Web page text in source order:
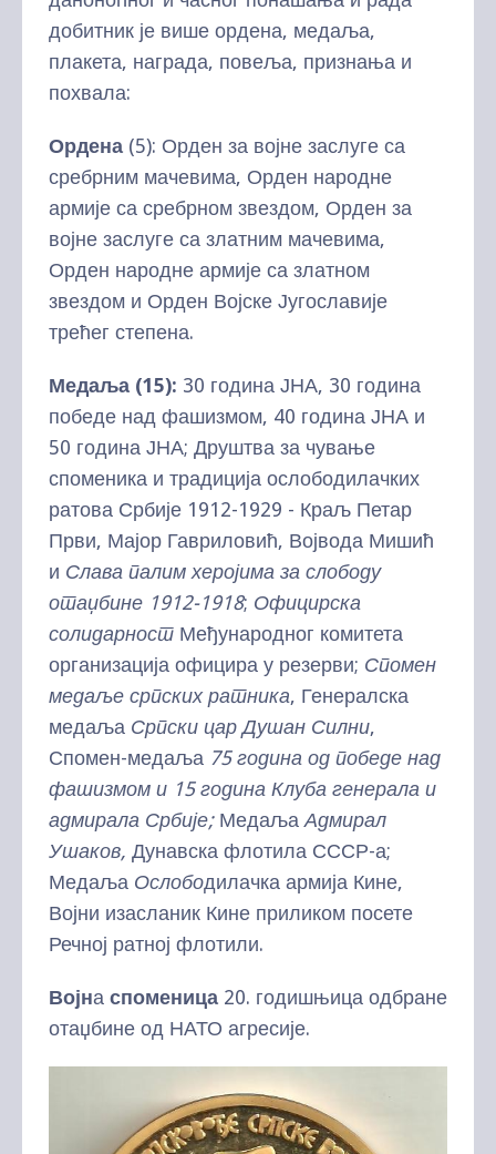
добитник је више ордена, медаља,
плакета, награда, повеља, признања и
похвала:
Ордена (5): Орден за војне заслуге са
сребрним мачевима, Орден народне
армије са сребрном звездом, Орден за
војне заслуге са златним мачевима,
Орден народне армије са златном
звездом и Орден Војске Југославије
трећег степена.
Медаља (15): 30 година ЈНА, 30 година
победе над фашизмом, 40 година ЈНА и
50 година ЈНА; Друштва за чување
споменика и традиција ослободилачких
ратова Србије 1912-1929 - Краљ Петар
Први, Мајор Гавриловић, Војвода Мишић
и Слава палим херојима за слободу
отаџбине 1912-1918; Официрска
солидарност Међународног комитета
организација официра у резерви; Спомен
медаље српских ратника, Генералска
медаља Српски цар Душан Силни,
Спомен-медаља 75 година од победе над
фашизмом и 15 година Клуба генерала и
адмирала Србије; МедаљаАдмирал
Ушаков, Дунавска флотила СССР-а;
Медаља Ослободилачка армија Кине,
Војни изасланик Кине приликом посете
Речној ратној флотили.
Војна споменица 20. годишњица одбране
отаџбине од НАТО агресије.